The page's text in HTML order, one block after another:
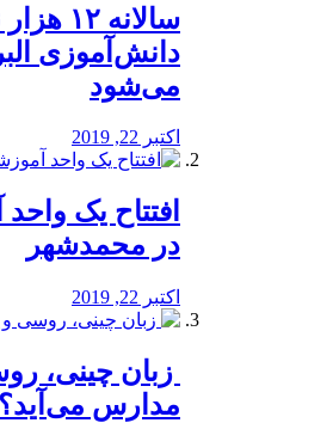
️سالانه
دانش‌آموزی
می‌شود
اکتبر 22, 2019
افتتاح یک
در محمدشهر
اکتبر 22, 2019
زبان چینی،
مدارس می‌آید؟